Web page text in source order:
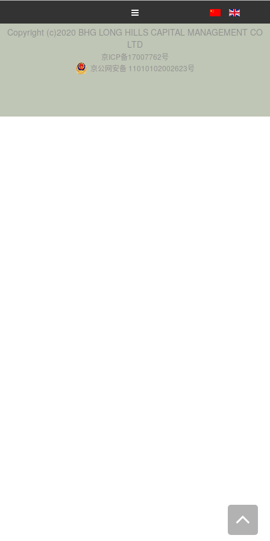
Copyright (c)2020 BHG LONG HILLS CAPITAL MANAGEMENT CO
LTD
京ICP备17007762号
京公网安备 11010102002623号